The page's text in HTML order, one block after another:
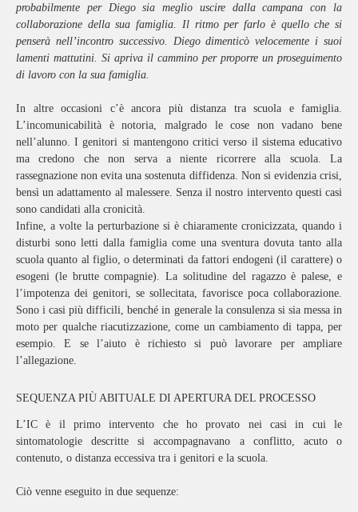
probabilmente per Diego sia meglio uscire dalla campana con la
collaborazione della sua famiglia. Il ritmo per farlo è quello che si
penserà nell’incontro successivo. Diego dimenticò velocemente i suoi
lamenti mattutini. Si apriva il cammino per proporre un proseguimento
di lavoro con la sua famiglia.
In altre occasioni c’è ancora più distanza tra scuola e famiglia.
L’incomunicabilità è notoria, malgrado le cose non vadano bene
nell’alunno. I genitori si mantengono critici verso il sistema educativo
ma credono che non serva a niente ricorrere alla scuola. La
rassegnazione non evita una sostenuta diffidenza. Non si evidenzia crisi,
bensì un adattamento al malessere. Senza il nostro intervento questi casi
sono candidati alla cronicità.
Infine, a volte la perturbazione si è chiaramente cronicizzata, quando i
disturbi sono letti dalla famiglia come una sventura dovuta tanto alla
scuola quanto al figlio, o determinati da fattori endogeni (il carattere) o
esogeni (le brutte compagnie). La solitudine del ragazzo è palese, e
l’impotenza dei genitori, se sollecitata, favorisce poca collaborazione.
Sono i casi più difficili, benché in generale la consulenza si sia messa in
moto per qualche riacutizzazione, come un cambiamento di tappa, per
esempio. E se l’aiuto è richiesto si può lavorare per ampliare
l’allegazione.
SEQUENZA PIÙ ABITUALE DI APERTURA DEL PROCESSO
L’IC è il primo intervento che ho provato nei casi in cui le
sintomatologie descritte si accompagnavano a conflitto, acuto o
contenuto, o distanza eccessiva tra i genitori e la scuola.
Ciò venne eseguito in due sequenze: